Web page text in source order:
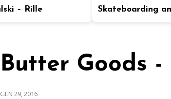
– Rille Skateboarding
Butter Goods
GEN 29, 2016